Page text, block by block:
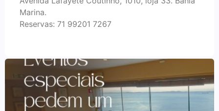
Marina.
Reservas: 71 99201 7267